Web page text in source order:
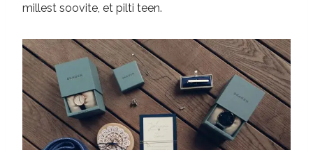
millest soovite, et pilti teen.